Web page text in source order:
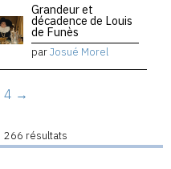
Grandeur et
décadence de Louis
de Funès
parJosué Morel
4 →
266 résultats